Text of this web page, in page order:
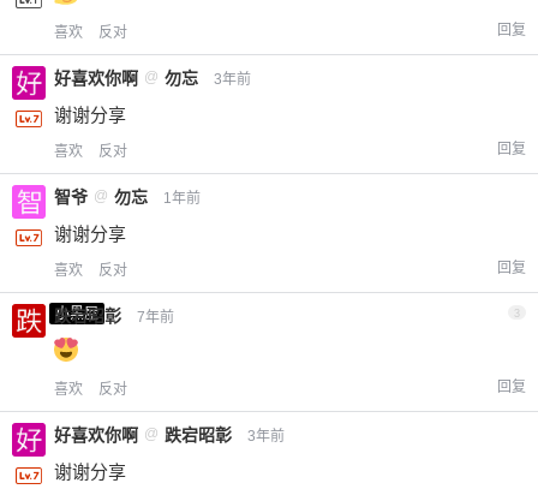
喜欢 反对 回复
好喜欢你啊 @ 勿忘 3年前
谢谢分享
喜欢 反对 回复
智爷 @ 勿忘 1年前
谢谢分享
喜欢 反对 回复
小黑屋
跌宕昭彰 7年前 3
喜欢 反对 回复
好喜欢你啊 @ 跌宕昭彰 3年前
谢谢分享